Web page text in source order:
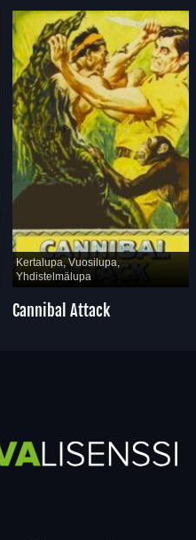
Kertalupa, Vuosilupa,
Yhdistelmälupa
Cannibal Attack